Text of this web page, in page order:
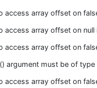
access array offset on
access array offset on null
access array offset on
argument must be of
access array offset on